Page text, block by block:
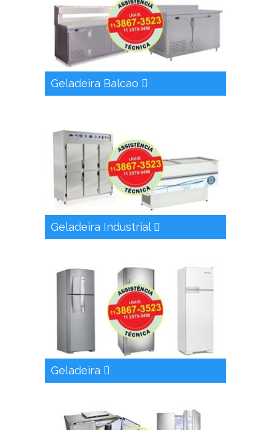
Geladeira Balcao
Geladeira Industrial
Geladeira